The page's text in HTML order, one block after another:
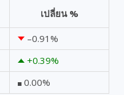
เปลี่ยน %
–0.91%
+0.39%
0.00%